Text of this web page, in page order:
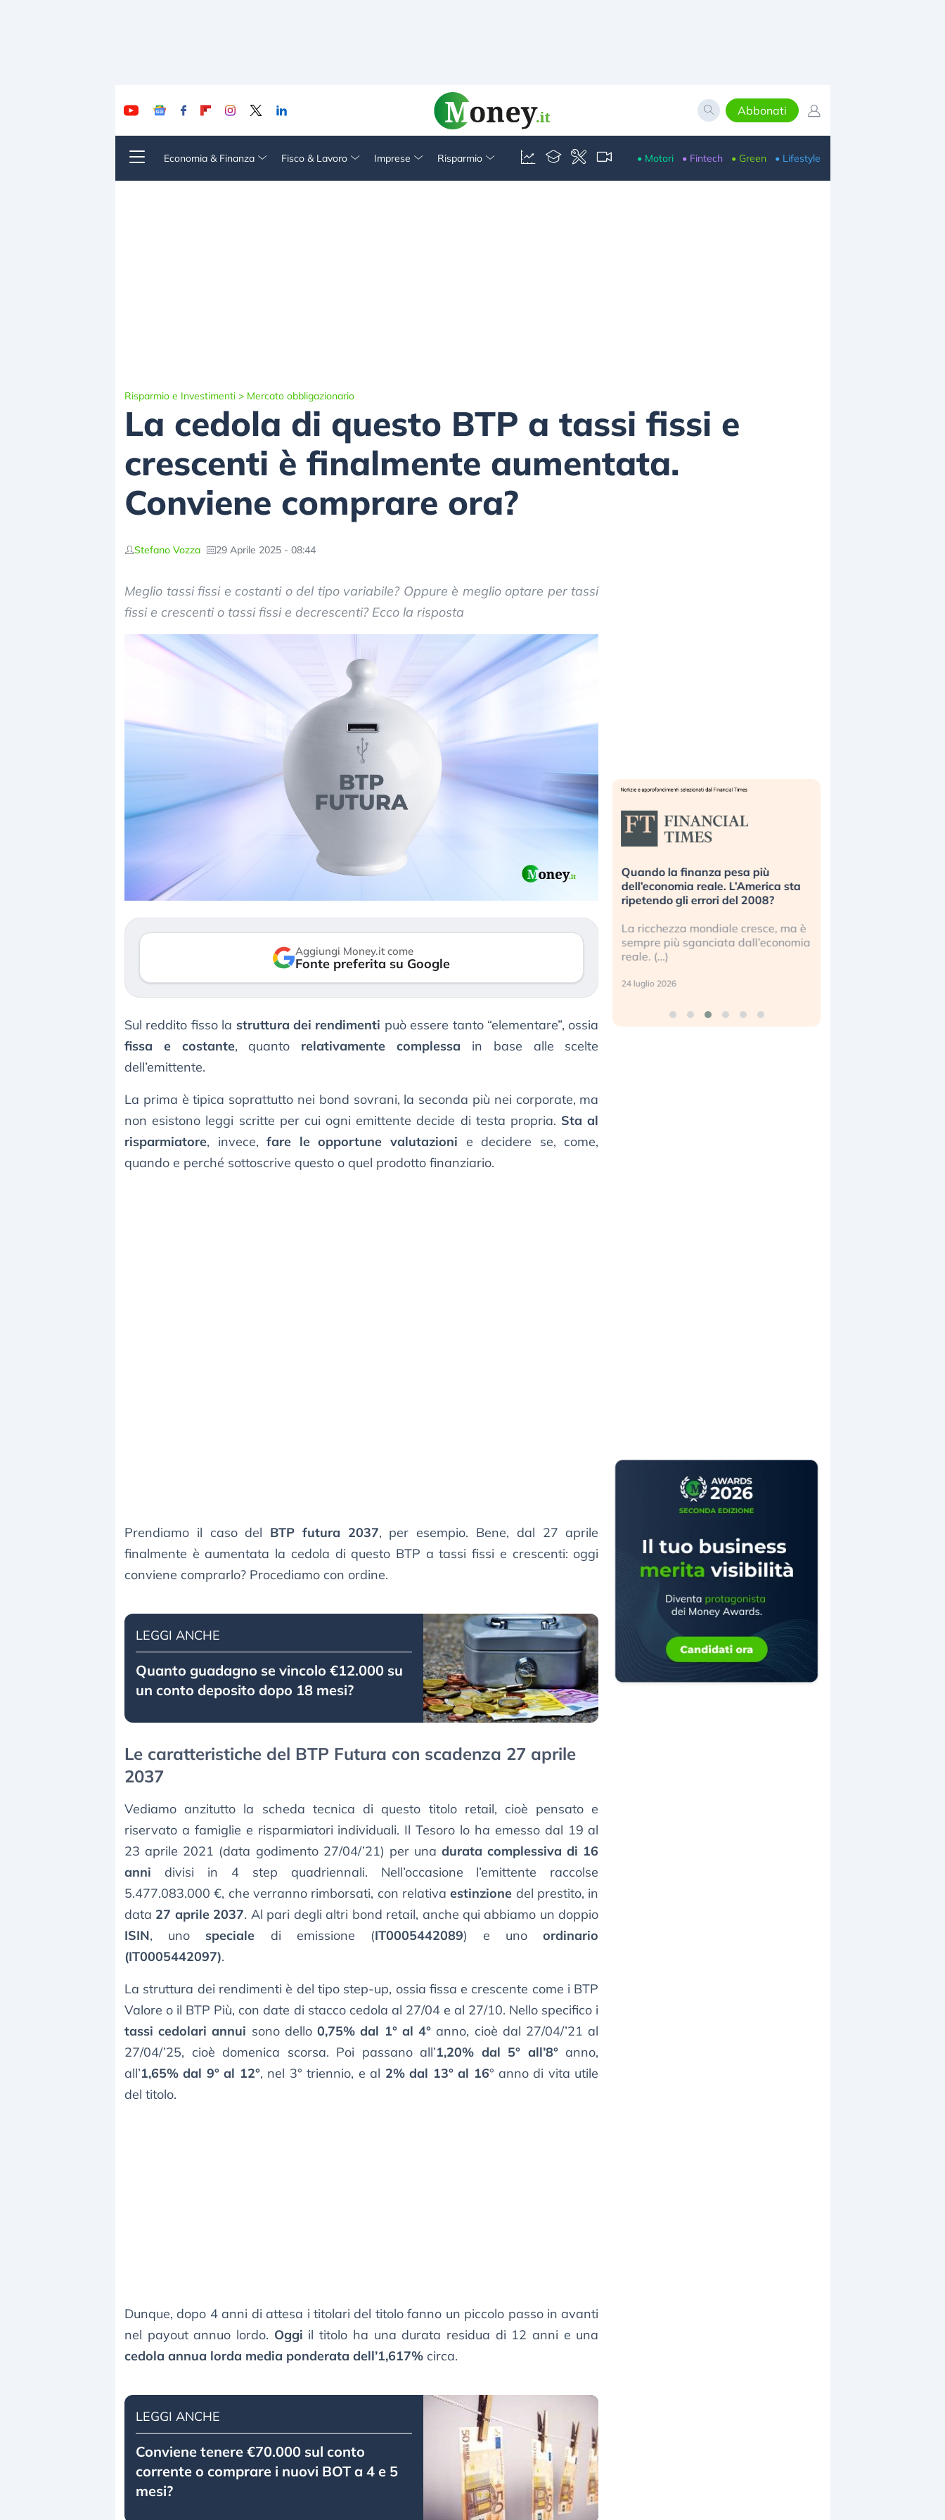
Abbonati
Economia & Finanza Fisco & Lavoro Imprese Risparmio • Motori • Fintech • Green • Lifestyle
Risparmio e Investimenti > Mercato obbligazionario
La cedola di questo BTP a tassi fissi e
crescenti è finalmente aumentata.
Conviene comprare ora?
Stefano Vozza 29 Aprile 2025 - 08:44
Meglio tassi fissi e costanti o del tipo variabile? Oppure è meglio optare per tassi
fissi e crescenti o tassi fissi e decrescenti? Ecco la risposta
Aggiungi Money.it come
Fonte preferita su Google
Sul reddito fisso la struttura dei rendimenti può essere tanto “elementare”, ossia
fissa e costante, quanto relativamente complessa in base alle scelte
dell’emittente.
La prima è tipica soprattutto nei bond sovrani, la seconda più nei corporate, ma
non esistono leggi scritte per cui ogni emittente decide di testa propria. Sta al
risparmiatore, invece,fare le opportune valutazioni e decidere se, come,
quando e perché sottoscrive questo o quel prodotto finanziario.
Prendiamo il caso del BTP futura 2037, per esempio. Bene, dal 27 aprile
finalmente è aumentata la cedola di questo BTP a tassi fissi e crescenti: oggi
conviene comprarlo? Procediamo con ordine.
LEGGI ANCHE
Quanto guadagno se vincolo €12.000 su
un conto deposito dopo 18 mesi?
Le caratteristiche del BTP Futura con scadenza 27 aprile
2037
Vediamo anzitutto la scheda tecnica di questo titolo retail, cioè pensato e
riservato a famiglie e risparmiatori individuali. Il Tesoro lo ha emesso dal 19 al
23 aprile 2021 (data godimento 27/04/’21) per una durata complessiva di 16
anni divisi in 4 step quadriennali. Nell’occasione l’emittente raccolse
5.477.083.000 €, che verranno rimborsati, con relativaestinzione del prestito, in
data 27 aprile 2037. Al pari degli altri bond retail, anche qui abbiamo un doppio
ISIN, uno speciale di emissione (IT0005442089) e unoordinario
(IT0005442097).
La struttura dei rendimenti è del tipo step-up, ossia fissa e crescente come i BTP
Valore o il BTP Più, con date di stacco cedola al 27/04 e al 27/10. Nello specifico i
tassi cedolari annui sono dello0,75% dal 1° al 4° anno, cioè dal 27/04/’21 al
27/04/’25, cioè domenica scorsa. Poi passano all’1,20% dal 5° all’8°anno,
all’1,65% dal 9° al 12°, nel 3° triennio, e al 2% dal 13° al 16° anno di vita utile
del titolo.
Dunque, dopo 4 anni di attesa i titolari del titolo fanno un piccolo passo in avanti
nel payout annuo lordo. Oggi il titolo ha una durata residua di 12 anni e una
cedola annua lorda media ponderata dell’1,617% circa.
LEGGI ANCHE
Conviene tenere €70.000 sul conto
corrente o comprare i nuovi BOT a 4 e 5
mesi?
Dalle valutazioni estreme alla
repricing degli asset?
3 agosto 2026
«La mia vita è rovinata». Investitori
in preda al panico dopo lo scoppio
della bolla AI
Kospi, mentre gli investitori retail (…)
30 luglio 2026
Quando la finanza pesa più
dell’economia reale. L’America sta
ripetendo gli errori del 2008?
La ricchezza mondiale cresce, ma è
sempre più sganciata dall’economia
reale. (…)
24 luglio 2026